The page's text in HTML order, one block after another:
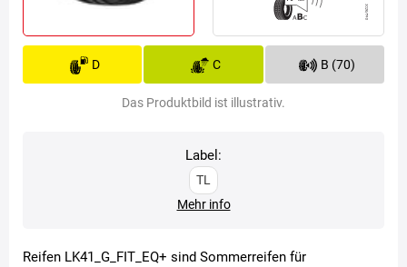
D C B (70)
Das Produktbild ist illustrativ.
Label:
TL
Mehr info
Reifen LK41_G_FIT_EQ+ sind Sommerreifen für